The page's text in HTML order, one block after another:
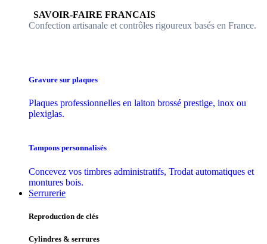
​SAVOIR-FAIRE FRANCAIS
Confection artisanale et contrôles ​rigoureux basés en France.
Gravure sur plaques
Plaques professionnelles en laiton brossé prestige, inox ou
plexiglas.
Tampons personnalisés
Concevez vos timbres administratifs, Trodat automatiques et
montures bois.
Serrurerie
Reproduction de clés
Cylindres & serrures